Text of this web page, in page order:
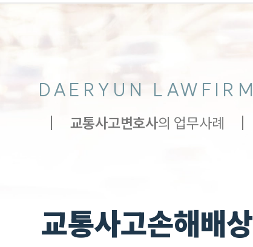
DAERYUN LAWFIRM
교통사고변호사의 업무사례
교통사고손해배상